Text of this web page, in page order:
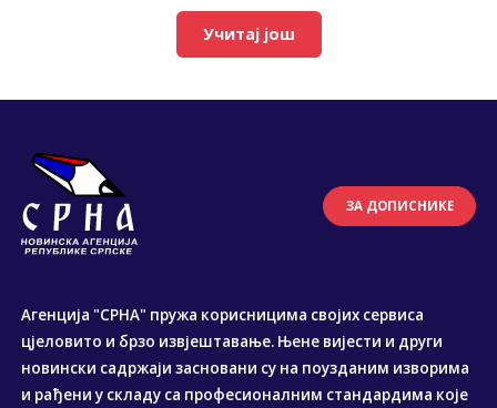
Учитај још
ЗА ДОПИСНИКЕ
Агенција "СРНА" пружа корисницима својих сервиса
цјеловито и брзо извјештавање. Њене вијести и други
новински садржаји засновани су на поузданим изворима
и рађени у складу са професионалним стандардима које